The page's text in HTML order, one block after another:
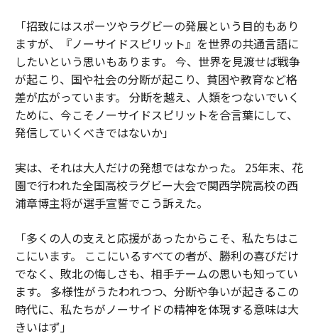
「招致にはスポーツやラグビーの発展という目的もあり
ますが、『ノーサイドスピリット』を世界の共通言語に
したいという思いもあります。 今、世界を見渡せば戦争
が起こり、国や社会の分断が起こり、貧困や教育など格
差が広がっています。 分断を越え、人類をつないでいく
ために、今こそノーサイドスピリットを合言葉にして、
発信していくべきではないか」
実は、それは大人だけの発想ではなかった。 25年末、花
園で行われた全国高校ラグビー大会で関西学院高校の西
浦章博主将が選手宣誓でこう訴えた。
「多くの人の支えと応援があったからこそ、私たちはこ
こにいます。 ここにいるすべての者が、勝利の喜びだけ
でなく、敗北の悔しさも、相手チームの思いも知ってい
ます。 多様性がうたわれつつ、分断や争いが起きるこの
時代に、私たちがノーサイドの精神を体現する意味は大
きいはず」